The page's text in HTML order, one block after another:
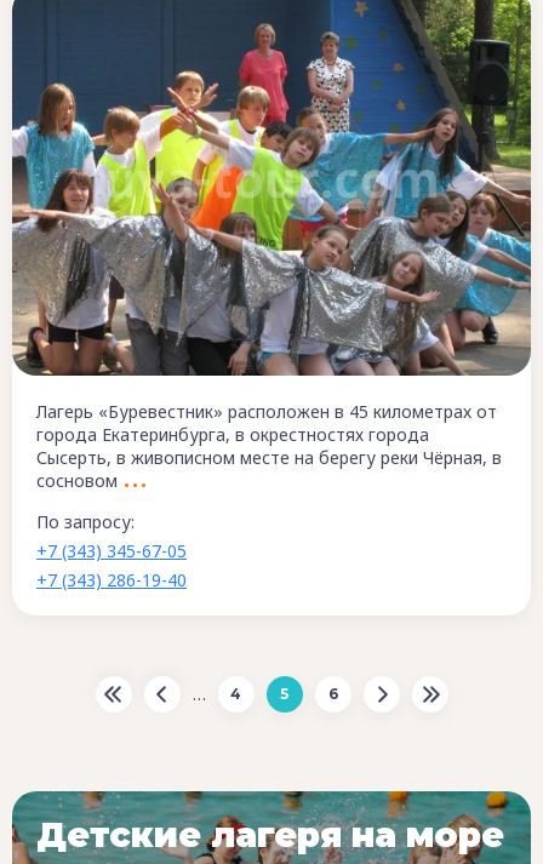
Лагерь «Буревестник» расположен в 45 километрах от
города Екатеринбурга, в окрестностях города
Сысерть, в живописном месте на берегу реки Чёрная, в
сосновом
По запросу:
+7 (343) 345-67-05
+7 (343) 286-19-40
… 4 5 6
Детские лагеря на море